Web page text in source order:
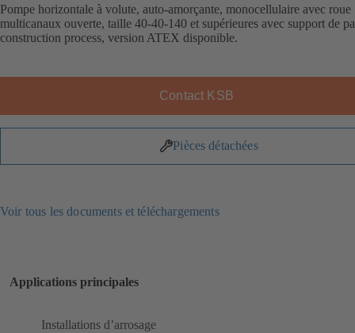
Pompe horizontale à volute, auto-amorçante, monocellulaire avec roue
multicanaux ouverte, taille 40-40-140 et supérieures avec support de
construction process, version ATEX disponible.
Contact KSB
Pièces détachées
Voir tous les documents et téléchargements
Applications principales
Installations d’arrosage